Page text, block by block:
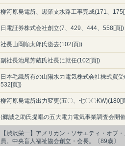
柳河原発電所、黒薙支水路工事完成(171、
日電証券株式会社創立(7、429、444、558[頁])
社長山岡順太郎氏逝去(102[頁])
副社長池尾芳蔵氏社長に就任(102[頁])
日本毛織所有の山陽水力電気株式会社株式買
532[頁])
柳河原発電所出力変更(五〇、七〇〇KW)(180[
(郷誠之助氏提唱の五大電力電気事業調査会開
【渋沢栄一】アメリカン・ソサエティ・オブ
員。中央盲人福祉協会創立・会長。〔89歳〕